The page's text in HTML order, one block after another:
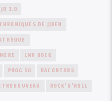
3.0
DE JJBEN
LMV ROCK
PROG 50
RACONTARS
ROCK'N'ROLL